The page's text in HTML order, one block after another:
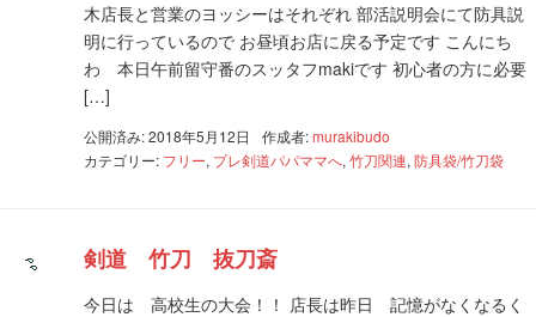
木店長と営業のヨッシーはそれぞれ 部活説明会にて防具説
明に行っているので お昼頃お店に戻る予定です こんにち
わ 本日午前留守番のスッタフmakiです 初心者の方に必要
[…]
公開済み: 2018年5月12日 作成者:murakibudo
カテゴリー: フリー, プレ剣道パパママへ, 竹刀関連, 防具袋/竹刀袋
剣道 竹刀 抜刀斎
今日は 高校生の大会！！ 店長は昨日 記憶がなくなるく